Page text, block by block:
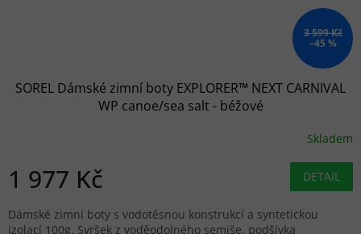
3 599 Kč
–45 %
SOREL Dámské zimní boty EXPLORER™ NEXT CARNIVAL
WP canoe/sea salt - béžové
Skladem
1 977 Kč DETAIL
Dámské zimní boty s vodotěsnou konstrukcí a syntetickou
izolací 100g. Svršek z voděodolného semiše, podšívka